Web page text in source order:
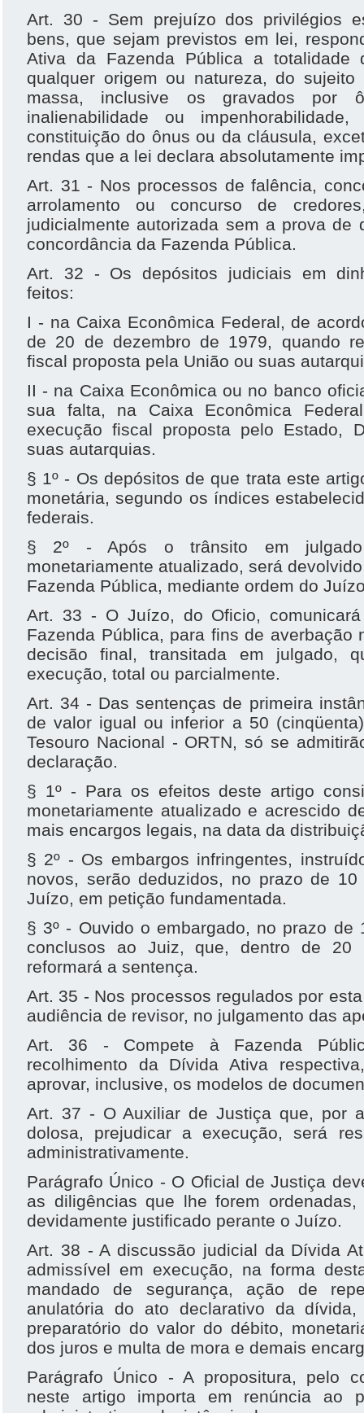
Art. 30 - Sem prejuízo dos privilégios
bens, que sejam previstos em lei,
Ativa da Fazenda Pública a
qualquer origem ou natureza, do
massa, inclusive os gravados por
inalienabilidade ou
constituição do ônus ou da cláusula,
rendas que a lei declara absolutamente
Art. 31 - Nos processos de falência,
arrolamento ou concurso de
judicialmente autorizada sem a prova de
concordância da Fazenda Pública.
Art. 32 - Os depósitos judiciais em
feitos:
I - na Caixa Econômica Federal, de
de 20 de dezembro de 1979, quando
fiscal proposta pela União ou suas
II - na Caixa Econômica ou no banco
sua falta, na Caixa Econômica
execução fiscal proposta pelo Estado,
suas autarquias.
§ 1º - Os depósitos de que trata este
monetária, segundo os índices
federais.
§ 2º - Após o trânsito em
monetariamente atualizado, será
Fazenda Pública, mediante ordem do
Art. 33 - O Juízo, do Oficio,
Fazenda Pública, para fins de averbação
decisão final, transitada em julgado,
execução, total ou parcialmente.
Art. 34 - Das sentenças de primeira
de valor igual ou inferior a 50
Tesouro Nacional - ORTN, só se
declaração.
§ 1º - Para os efeitos deste artigo
monetariamente atualizado e acrescido
mais encargos legais, na data da
§ 2º - Os embargos infringentes,
novos, serão deduzidos, no prazo de
Juízo, em petição fundamentada.
§ 3º - Ouvido o embargado, no prazo
conclusos ao Juiz, que, dentro de 20
reformará a sentença.
Art. 35 - Nos processos regulados por
audiência de revisor, no julgamento das
Art. 36 - Compete à Fazenda
recolhimento da Dívida Ativa
aprovar, inclusive, os modelos de
Art. 37 - O Auxiliar de Justiça que, por
dolosa, prejudicar a execução, será
administrativamente.
Parágrafo Único - O Oficial de Justiça
as diligências que lhe forem
devidamente justificado perante o Juízo.
Art. 38 - A discussão judicial da Dívida
admissível em execução, na forma
mandado de segurança, ação de
anulatória do ato declarativo da
preparatório do valor do débito,
dos juros e multa de mora e demais
Parágrafo Único - A propositura, pelo
neste artigo importa em renúncia ao